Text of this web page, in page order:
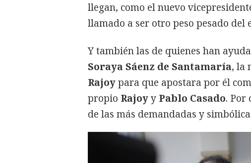
llegan, como el nuevo
llamado a ser otro peso pesado del
Y también las de quienes han
Soraya Sáenz de Santamaría, la
Rajoypara que apostara por él
propio Rajoyy Pablo Casado. Por
de las más demandadas y